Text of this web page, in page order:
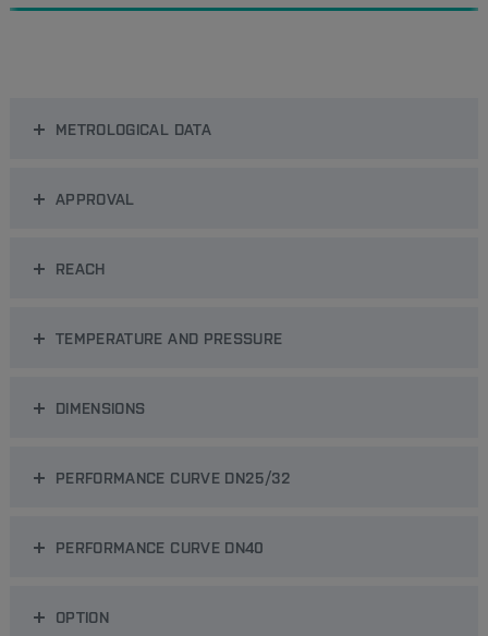
METROLOGICAL DATA
APPROVAL
REACH
TEMPERATURE AND PRESSURE
DIMENSIONS
PERFORMANCE CURVE DN25/32
PERFORMANCE CURVE DN40
OPTION